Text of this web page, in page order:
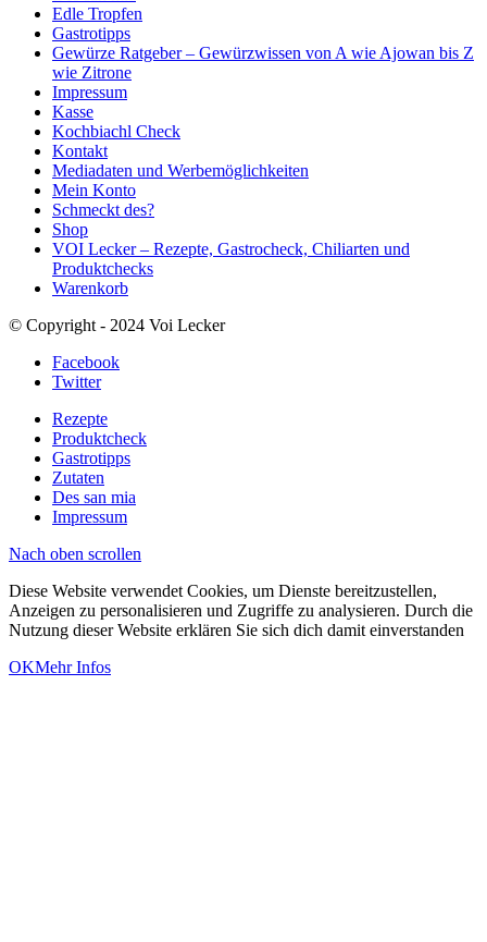
Edle Tropfen
Gastrotipps
Gewürze Ratgeber – Gewürzwissen von A wie Ajowan bis Z
wie Zitrone
Impressum
Kasse
Kochbiachl Check
Kontakt
Mediadaten und Werbemöglichkeiten
Mein Konto
Schmeckt des?
Shop
VOI Lecker – Rezepte, Gastrocheck, Chiliarten und
Produktchecks
Warenkorb
© Copyright - 2024 Voi Lecker
Facebook
Twitter
Rezepte
Produktcheck
Gastrotipps
Zutaten
Des san mia
Impressum
Nach oben scrollen
Diese Website verwendet Cookies, um Dienste bereitzustellen,
Anzeigen zu personalisieren und Zugriffe zu analysieren. Durch die
Nutzung dieser Website erklären Sie sich dich damit einverstanden
OKMehr Infos